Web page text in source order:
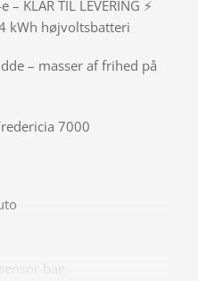
– KLAR TIL LEVERING ⚡
kWh højvoltsbatteri
– masser af frihed på
7000
bag